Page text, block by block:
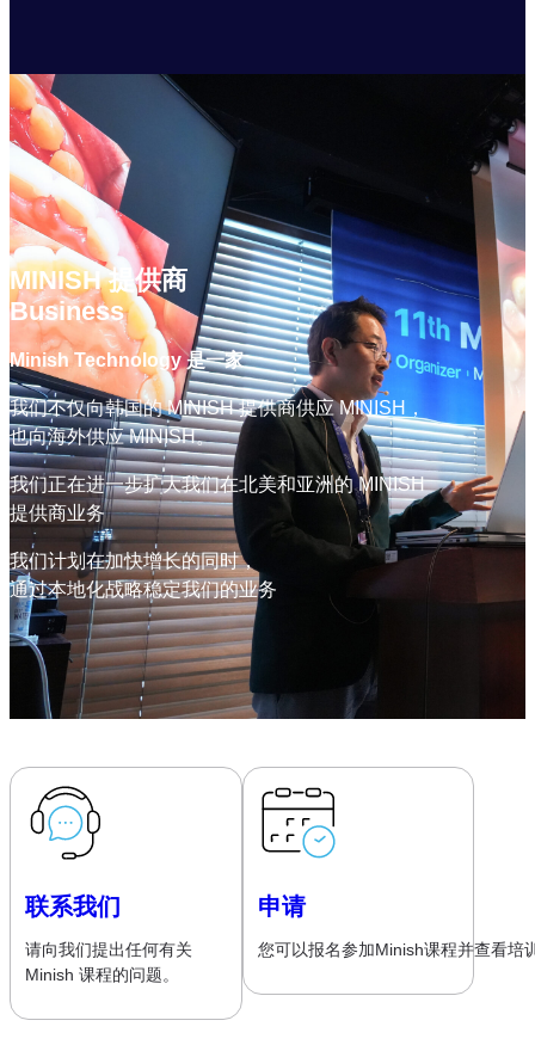
MINISH 提供商
Business
Minish Technology 是一家
我们不仅向韩国的 MINISH 提供商供应 MINISH，
也向海外供应 MINISH。
我们正在进一步扩大我们在北美和亚洲的 MINISH
提供商业务
我们计划在加快增长的同时，
通过本地化战略稳定我们的业务
联系我们
请向我们提出任何有关
Minish 课程的问题。
申请
您可以报名参加Minish课程并查看培